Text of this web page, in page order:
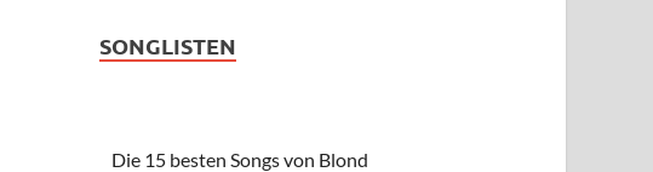
SONGLISTEN
Die 15 besten Songs von Blond